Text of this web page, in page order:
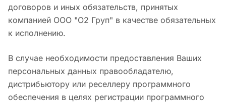
договоров и иных обязательств, принятых
компанией ООО "О2 Груп" в качестве обязательных
к исполнению.
В случае необходимости предоставления Ваших
персональных данных правообладателю,
дистрибьютору или реселлеру программного
обеспечения в целях регистрации программного